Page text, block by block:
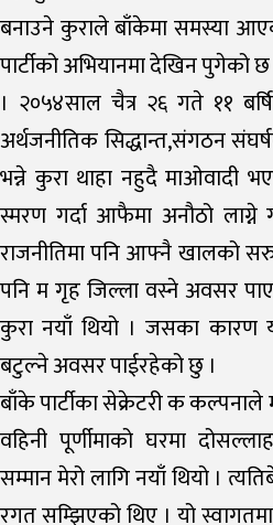
बनाउने कुराले बाँकेमा समस्या
पार्टीको अभियानमा देखिन पुगेको छ
। २०५४साल चैत्र २६ गते ११
अर्थजनीतिक सिद्धान्त,संगठन
भन्ने कुरा थाहा नहुदै माओवादी
स्मरण गर्दा आफैमा अनौठो लाग्ने
राजनीतिमा पनि आफ्नै खालको
पनि म गृह जिल्ला वस्ने अवसर
कुरा नयाँ थियो । जसका कारण
बटुल्ने अवसर पाईरहेको छु ।
बाँके पार्टीका सेक्रेटरी क कल्पनाले
वहिनी पूर्णीमाको घरमा
सम्मान मेरो लागि नयाँ थियो ।
रगत सम्झिएको थिए । यो